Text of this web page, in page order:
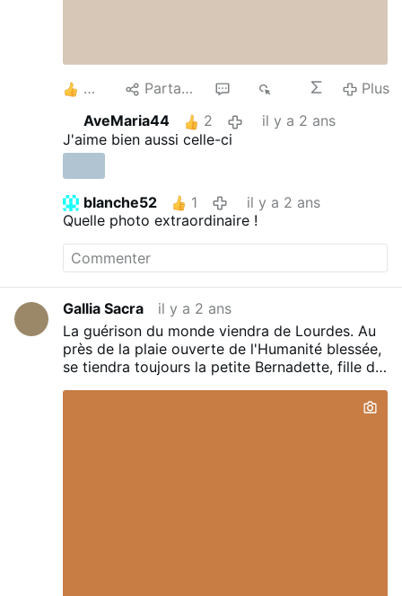
Partager
Plus
AveMaria44
2
il y a 2 ans
J'aime bien aussi celle-ci
blanche52 1
il y a 2 ans
Quelle photo extraordinaire !
Gallia Sacra
il y a 2 ans
La guérison du monde viendra de Lourdes. Au
près de la plaie ouverte de l'Humanité blessée,
se tiendra toujours la petite Bernadette, fille de